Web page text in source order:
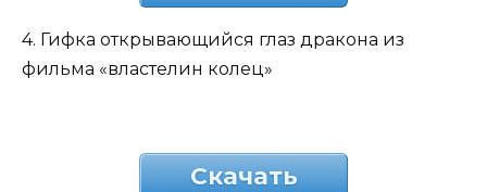
4. Гифка открывающийся глаз дракона из
фильма «властелин колец»
Скачать